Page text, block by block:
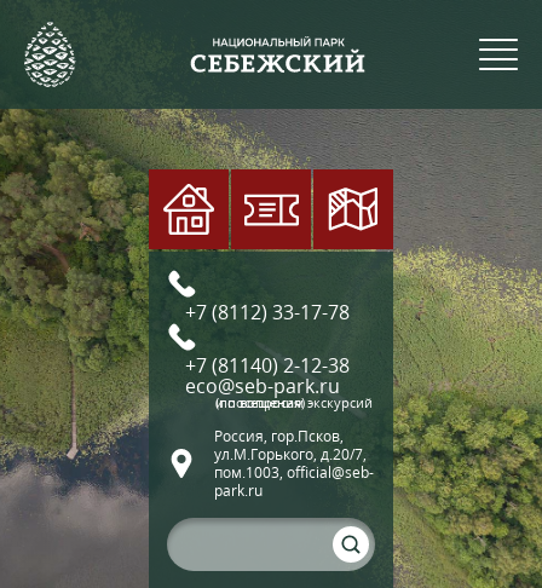
+7 (8112) 33-17-78
+7 (81140) 2-12-38
eco@seb-park.ru
(по вопросам экскурсий и посещения)
Россия, гор.Псков,
ул.М.Горького, д.20/7,
пом.1003, official@seb-
park.ru